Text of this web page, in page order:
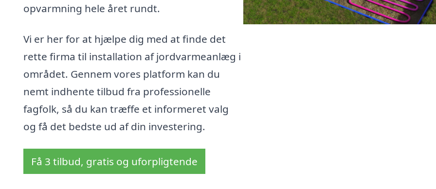
opvarmning hele året rundt.
Vi er her for at hjælpe dig med at finde det
rette firma til installation af jordvarmeanlæg i
området. Gennem vores platform kan du
nemt indhente tilbud fra professionelle
fagfolk, så du kan træffe et informeret valg
og få det bedste ud af din investering.
Få 3 tilbud, gratis og uforpligtende